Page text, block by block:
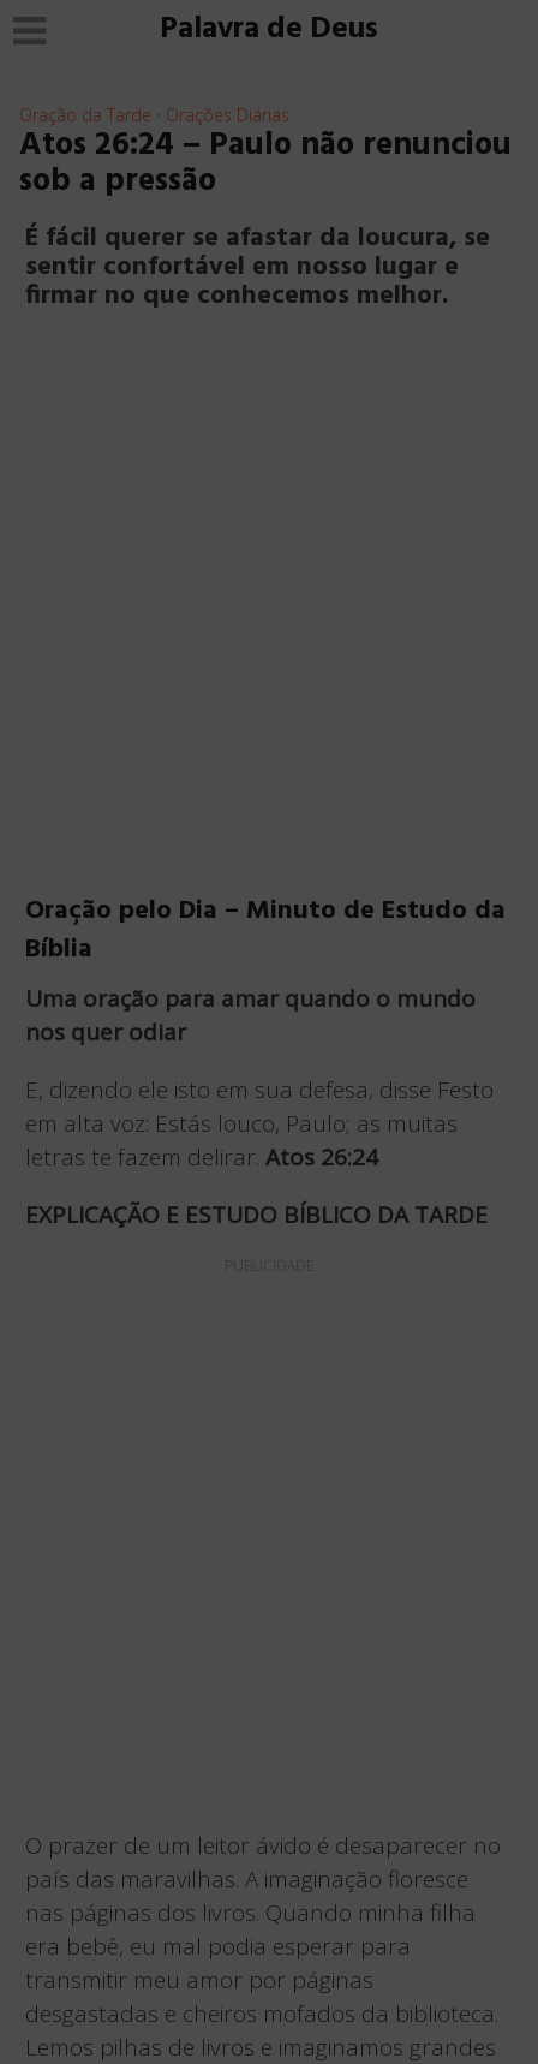
Palavra de Deus
Oração da Tarde • Orações Diárias
Atos 26:24 – Paulo não renunciou
sob a pressão
É fácil querer se afastar da loucura, se
sentir confortável em nosso lugar e
firmar no que conhecemos melhor.
Oração pelo Dia – Minuto de Estudo da
Bíblia
Uma oração para amar quando o mundo
nos quer odiar
E, dizendo ele isto em sua defesa, disse Festo
em alta voz: Estás louco, Paulo; as muitas
letras te fazem delirar.Atos 26:24
EXPLICAÇÃO E ESTUDO BÍBLICO DA TARDE
PUBLICIDADE
O prazer de um leitor ávido é desaparecer no
país das maravilhas. A imaginação floresce
nas páginas dos livros. Quando minha filha
era bebê, eu mal podia esperar para
transmitir meu amor por páginas
desgastadas e cheiros mofados da biblioteca.
Lemos pilhas de livros e imaginamos grandes